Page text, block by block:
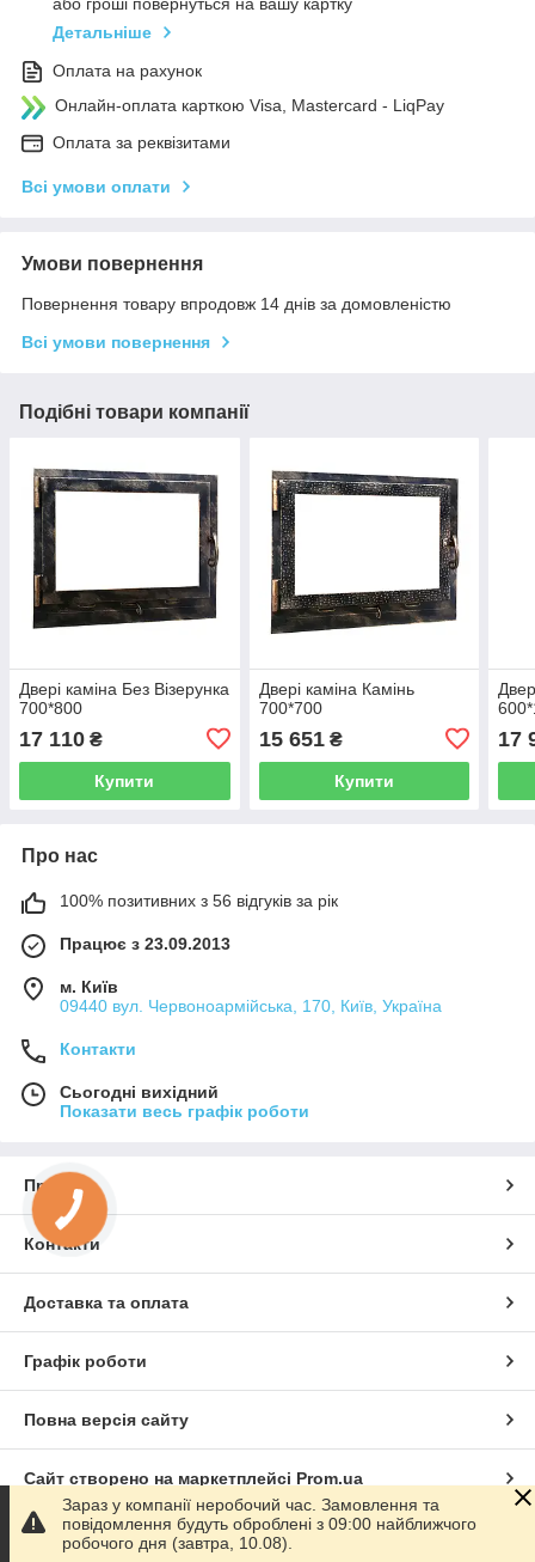
або гроші повернуться на вашу картку
Детальніше
Оплата на рахунок
Онлайн-оплата карткою Visa, Mastercard - LiqPay
Оплата за реквізитами
Всі умови оплати
Умови повернення
Повернення товару впродовж 14 днів за домовленістю
Всі умови повернення
Подібні товари компанії
Двері каміна Без Візерунка
700*800
17 110 ₴
Купити
Двері каміна Камінь
700*700
15 651₴
Купити
17
Про нас
100% позитивних з 56 відгуків за рік
Працює з 23.09.2013
м. Київ
09440 вул. Червоноармійська, 170, Київ, Україна
Контакти
Сьогодні вихідний
Показати весь графік роботи
Про нас
Контакти
Доставка та оплата
Графік роботи
Повна версія сайту
Сайт створено на маркетплейсі Prom.ua
Політика конфіденційності
Зараз у компанії неробочий час. Замовлення та
повідомлення будуть оброблені з 09:00 найближчого
робочого дня (завтра, 10.08).